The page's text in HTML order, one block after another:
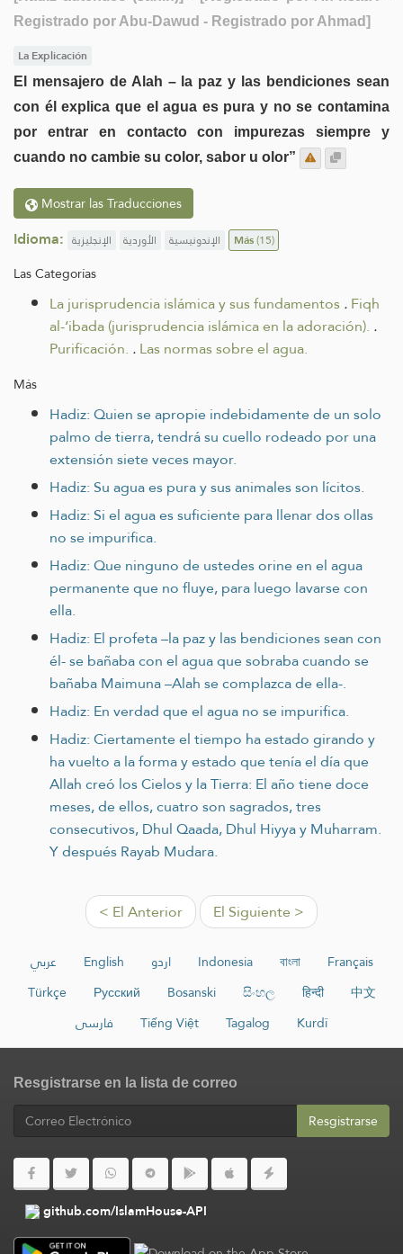
Registrado por Abu-Dawud - Registrado por Ahmad]
La Explicación
El mensajero de Alah – la paz y las bendiciones sean
con él explica que el agua es pura y no se contamina
por entrar en contacto con impurezas siempre y
cuando no cambie su color, sabor u olor”
Mostrar las Traducciones
Idioma: الإنجليزية الأوردية الإندونيسية Más(15)
Las Categorías
La jurisprudencia islámica y sus fundamentos.Fiqh
al-‘ibada (jurisprudencia islámica en la adoración). .
Purificación. .Las normas sobre el agua.
Más
Hadiz: Quien se apropie indebidamente de un solo
palmo de tierra, tendrá su cuello rodeado por una
extensión siete veces mayor.
Hadiz: Su agua es pura y sus animales son lícitos.
Hadiz: Si el agua es suficiente para llenar dos ollas
no se impurifica.
Hadiz: Que ninguno de ustedes orine en el agua
permanente que no fluye, para luego lavarse con
ella.
Hadiz: El profeta –la paz y las bendiciones sean con
él- se bañaba con el agua que sobraba cuando se
bañaba Maimuna –Alah se complazca de ella-.
Hadiz: En verdad que el agua no se impurifica.
Hadiz: Ciertamente el tiempo ha estado girando y
ha vuelto a la forma y estado que tenía el día que
Allah creó los Cielos y la Tierra: El año tiene doce
meses, de ellos, cuatro son sagrados, tres
consecutivos, Dhul Qaada, Dhul Hiyya y Muharram.
Y después Rayab Mudara.
< El Anterior El Siguiente >
عربي English اردو Indonesia বাংলা
Français
Türkçe
Русский Bosanski සිංහල हिन्दी
中文
فارسی
Tiếng Việt Tagalog Kurdî
Resgistrarse en la lista de correo
Resgistrarse
github.com/IslamHouse-API